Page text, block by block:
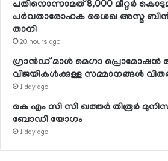
പതിനൊന്നാമത് 8,000 മീറ്റര്‍
പര്‍വതാരോഹക ശൈഖ അസ്മ
താനി
20 hours ago
ഗ്രാന്‍ഡ് മാള്‍ മെഗാ പ്രൊമോഷന്‍
വിജയികള്‍ക്കുള്ള സമ്മാനങ്ങള്‍
1 day ago
കെ എം സി സി ഖത്തര്‍ തിരൂര്‍
ബോഡി യോഗം
1 day ago